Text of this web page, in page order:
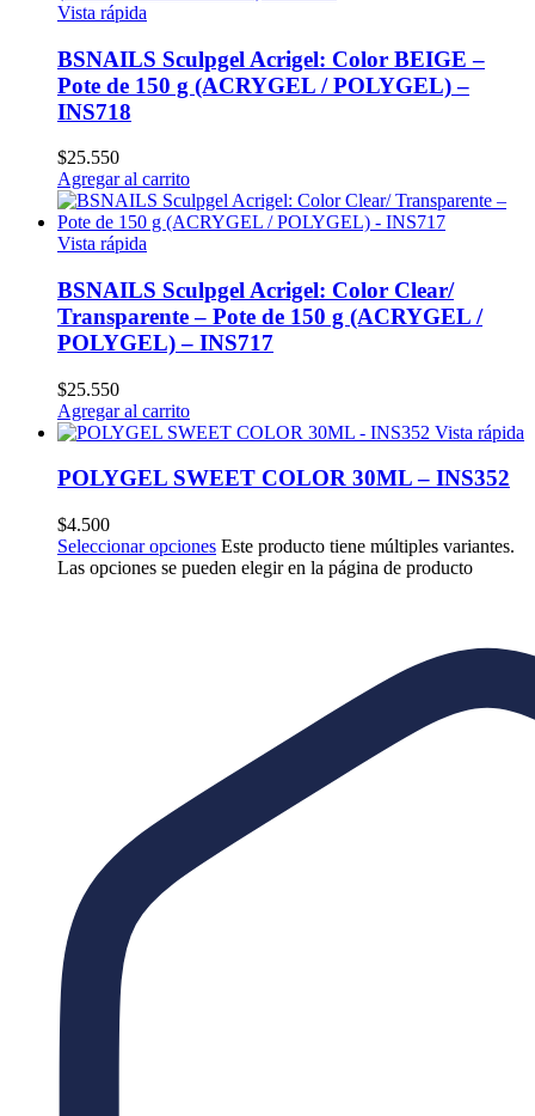
Vista rápida
BSNAILS Sculpgel Acrigel: Color BEIGE –
Pote de 150 g (ACRYGEL / POLYGEL) –
INS718
$25.550
Agregar al carrito
Vista rápida
BSNAILS Sculpgel Acrigel: Color Clear/
Transparente – Pote de 150 g (ACRYGEL /
POLYGEL) – INS717
$25.550
Agregar al carrito
Vista rápida
POLYGEL SWEET COLOR 30ML – INS352
$4.500
Seleccionar opciones Este producto tiene múltiples variantes.
Las opciones se pueden elegir en la página de producto